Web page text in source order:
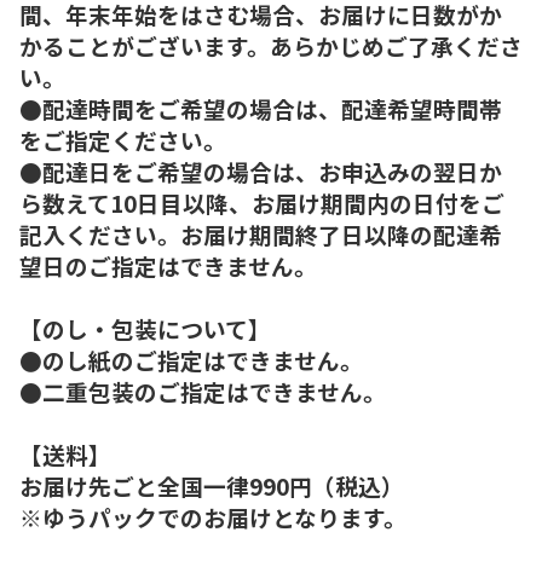
間、年末年始をはさむ場合、お届けに日数がか
かることがございます。あらかじめご了承くださ
い。
●配達時間をご希望の場合は、配達希望時間帯
をご指定ください。
●配達日をご希望の場合は、お申込みの翌日か
ら数えて10日目以降、お届け期間内の日付をご
記入ください。お届け期間終了日以降の配達希
望日のご指定はできません。
【のし・包装について】
●のし紙のご指定はできません。
●二重包装のご指定はできません。
【送料】
お届け先ごと全国一律990円（税込）
※ゆうパックでのお届けとなります。